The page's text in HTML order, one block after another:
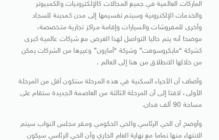
الماركات العالمية في جميع المجالات كالإلكترونيات والكمبيوتر
والخدمات الإلكترونية وسيتم تقسيمها إلى مدن كمدينة للسجاد
وأخرى للمفروشات والسيارات وإقامة مراكز تجارية متخصصة،
موضحا أنه يتم حاليا التواصل لهذا الغرض مع شركات عالمية كبرى
كشركة “مايكروسوفت” وشركة “أمازون” وغيرها من الشركات يمكن
من خلالها الانطلاق من هنا إلى العالم .
وأضاف أن الأحياء السكنية في هذه المرحلة ستكون أقل من المرحلة
الأولى، لافتا إلى أن المرحلة الثالثة من العاصمة الجديدة ستقام على
مساحة 90 ألف فدان.
وأوضح أن الحي الرئاسي والحي الحكومي ومقر مجلس النواب سيتم
الانتهاء منها تماما مع نهاية العام الجاري وأن الحي الرئاسي سيكون